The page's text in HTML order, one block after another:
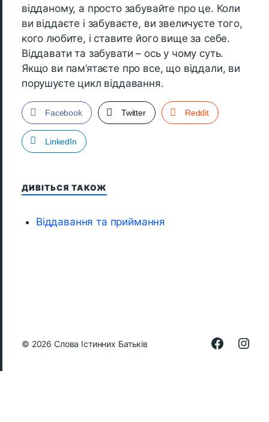
відданому, а просто забувайте про це. Коли
ви віддаєте і забуваєте, ви звеличуєте того,
кого любите, і ставите його вище за себе.
Віддавати та забувати – ось у чому суть.
Якщо ви пам’ятаєте про все, що віддали, ви
порушуєте цикл віддавання.
Facebook Twitter Reddit
LinkedIn
ДИВІТЬСЯ ТАКОЖ
Віддавання та приймання
© 2026Слова Істинних Батьків